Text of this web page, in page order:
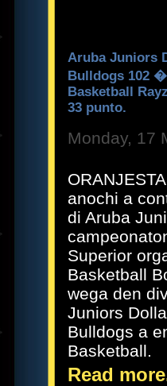
Aruba Juniors
Bulldogs 102
Basketball
33 punto.
Monday, 17
anochi a
di Aruba
Superior
Basketball
wega den
Juniors
Bulldogs a
Basketball.
Read